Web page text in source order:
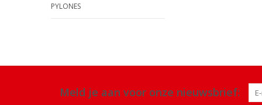
PYLONES
Meld je aan voor onze nieuwsbrief: